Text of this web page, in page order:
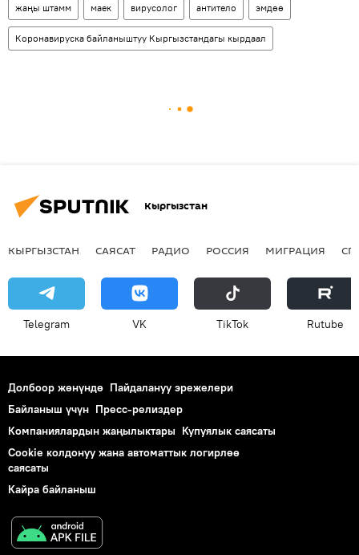
жаңы штамм маек вирусолог антитело эмдөө
Коронавируска байланыштуу Кыргызстандагы кырдаал
Кыргызстан
КЫРГЫЗСТАН САЯСАТ РАДИО РОССИЯ МИГРАЦИЯ
Telegram VK ТikТоk Rutube
Долбоор жөнүндө Пайдалануу эрежелери
Байланыш үчүн Пресс-релиздер
Компаниялардын жаңылыктары Купуялык саясаты
Cookie колдонуу жана автоматтык логирлөө
саясаты
Кайра байланыш